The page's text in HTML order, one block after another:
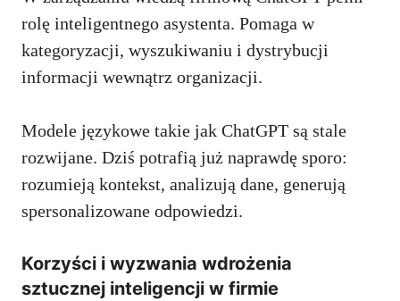
rolę inteligentnego asystenta. Pomaga w
kategoryzacji, wyszukiwaniu i dystrybucji
informacji wewnątrz organizacji.
Modele językowe takie jak ChatGPT są stale
rozwijane. Dziś potrafią już naprawdę sporo:
rozumieją kontekst, analizują dane, generują
spersonalizowane odpowiedzi.
Korzyści i wyzwania wdrożenia
sztucznej inteligencji w firmie